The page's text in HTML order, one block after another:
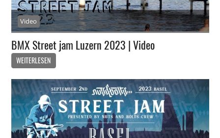
Video
BMX Street jam Luzern 2023 | Video
WEITERLESEN